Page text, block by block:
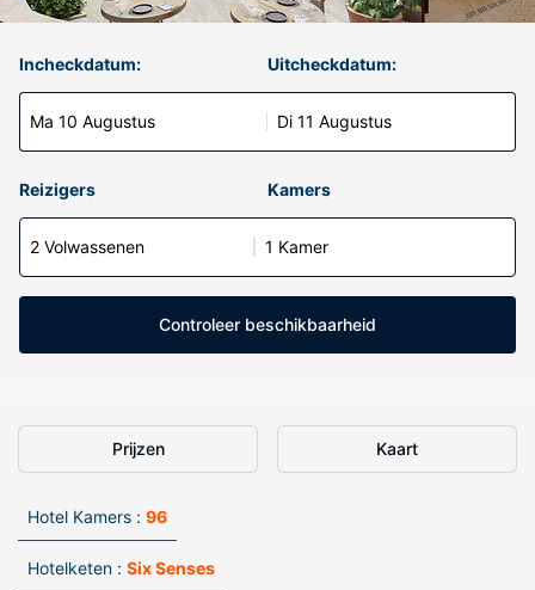
Incheckdatum:
Ma 10 Augustus
Uitcheckdatum:
Di 11 Augustus
Reizigers Kamers
2 Volwassenen 1 Kamer
Controleer beschikbaarheid
Prijzen Kaart
Hotel Kamers : 96
Hotelketen : Six Senses